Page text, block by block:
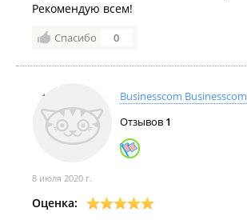
Рекомендую всем!
Спасибо 0
Businesscom Businesscom
Отзывов 1
8 июля 2020 г.
Оценка: